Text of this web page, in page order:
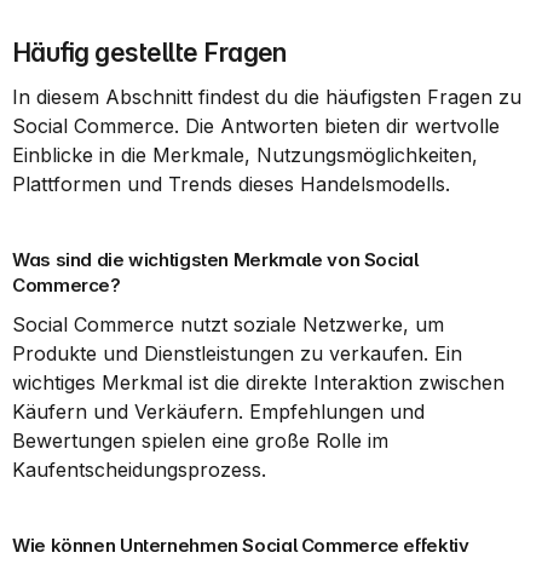
Häufig gestellte Fragen
In diesem Abschnitt findest du die häufigsten Fragen zu
Social Commerce. Die Antworten bieten dir wertvolle
Einblicke in die Merkmale, Nutzungsmöglichkeiten,
Plattformen und Trends dieses Handelsmodells.
Was sind die wichtigsten Merkmale von Social
Commerce?
Social Commerce nutzt soziale Netzwerke, um
Produkte und Dienstleistungen zu verkaufen. Ein
wichtiges Merkmal ist die direkte Interaktion zwischen
Käufern und Verkäufern. Empfehlungen und
Bewertungen spielen eine große Rolle im
Kaufentscheidungsprozess.
Wie können Unternehmen Social Commerce effektiv